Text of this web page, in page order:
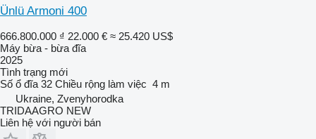
Ünlü Armoni 400
666.800.000 ₫ 22.000 € ≈ 25.420 US$
Máy bừa - bừa đĩa
2025
Tình trạng mới
Số ổ đĩa 32 Chiều rộng làm việc 4 m
Ukraine, Zvenyhorodka
TRIDAAGRO NEW
Liên hệ với người bán